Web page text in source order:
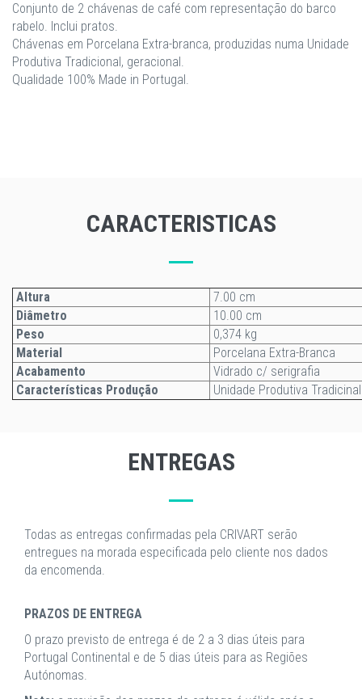
Conjunto de 2 chávenas de café com representação do barco
rabelo. Inclui pratos.
Chávenas em Porcelana Extra-branca, produzidas numa Unidade
Produtiva Tradicional, geracional.
Qualidade 100% Made in Portugal.
CARACTERISTICAS
Altura
7.00 cm
Diâmetro
10.00 cm
Peso
0,374 kg
Material
Porcelana Extra-Branca
Acabamento
Vidrado c/ serigrafia
Características Produção
Unidade Produtiva Tradicinal
ENTREGAS
Todas as entregas confirmadas pela CRIVART serão
entregues na morada especificada pelo cliente nos dados
da encomenda.
PRAZOS DE ENTREGA
O prazo previsto de entrega é de 2 a 3 dias úteis para
Portugal Continental e de 5 dias úteis para as Regiões
Autónomas.